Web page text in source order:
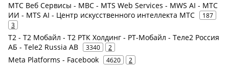
МТС Веб Сервисы - МВС - MTS Web Services - MWS AI - МТС
ИИ - MTS AI - Центр искусственного интеллекта МТС
187
3
Т2 - Т2 Мобайл - Т2 РТК Холдинг - РТ-Мобайл - Теле2 Россия
АБ - Tele2 Russia AB
3340 2
Meta Platforms - Facebook 4620 2